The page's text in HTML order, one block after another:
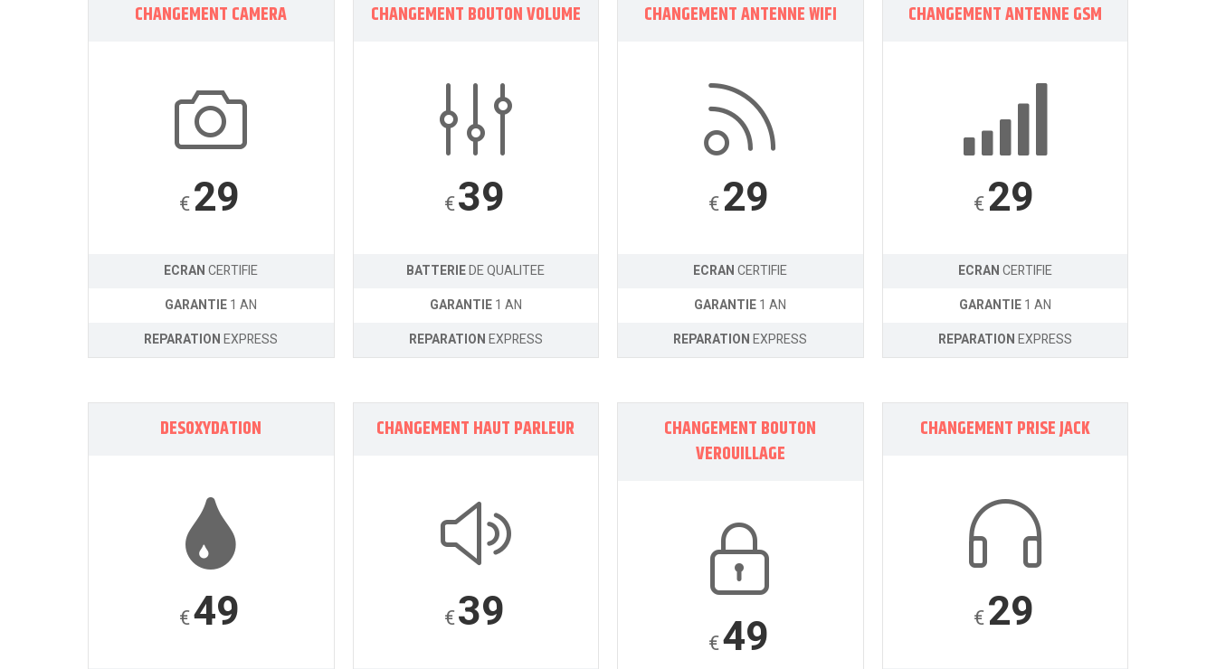
CHANGEMENT CAMERA
€29
ECRANCERTIFIE
GARANTIE1 AN
REPARATIONEXPRESS
CHANGEMENT BOUTON VOLUME
€39
BATTERIEDE QUALITEE
GARANTIE1 AN
REPARATIONEXPRESS
CHANGEMENT ANTENNE WIFI
€29
ECRANCERTIFIE
GARANTIE1 AN
REPARATIONEXPRESS
CHANGEMENT ANTENNE GSM
€29
ECRANCERTIFIE
GARANTIE1 AN
REPARATIONEXPRESS
DESOXYDATION
€49
CHANGEMENT HAUT PARLEUR
€39
CHANGEMENT BOUTON
VEROUILLAGE
€49
CHANGEMENT PRISE JACK
€29